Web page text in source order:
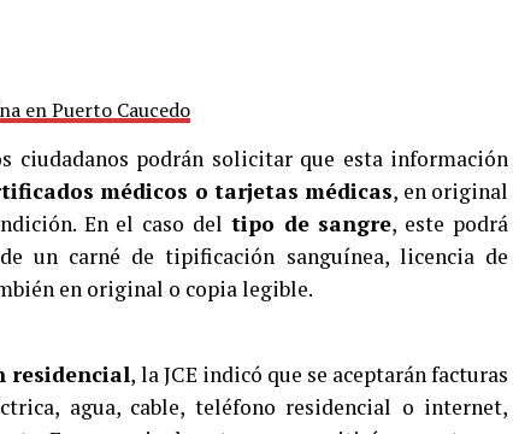
en Puerto Caucedo
ciudadanos podrán solicitar que esta información
médicos o tarjetas médicas, en original
En el caso del tipo de sangre, este podrá
un carné de tipificación sanguínea, licencia de
en original o copia legible.
residencial, la JCE indicó que se aceptarán facturas
agua, cable, teléfono residencial o internet,